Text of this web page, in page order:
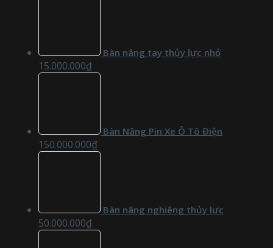
Bàn nâng tay thủy lực nhỏ
15.000.000₫
Bàn Nâng Pin Xe Ô Tô Điện
150.000.000₫
Bàn nâng nghiêng thủy lực
50.000.000₫